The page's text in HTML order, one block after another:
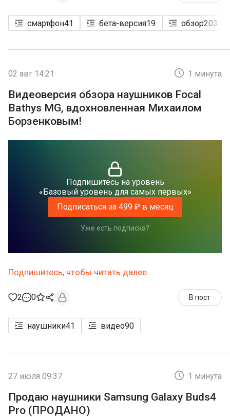
смартфон41 бета-версия19 обзор203
02 авг 14:21 1 минута
Видеоверсия обзора наушников Focal
Bathys MG, вдохновленная Михаилом
Борзенковым!
Подпишитесь на уровень
«Базовый уровень для самых первых»
Подписаться за 499 ₽ в месяц
Уже есть подписка?
Подпишитесь, чтобы читать далее
2 0 В пост
наушники41 видео90
27 июля 09:37 1 минута
Продаю наушники Samsung Galaxy Buds4
Pro (ПРОДАНО)